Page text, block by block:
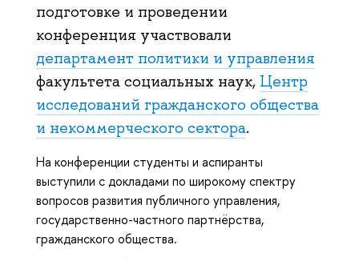
подготовке и проведении
конференция участвовали
департамент политики и управления
факультета социальных наук, Центр
исследований гражданского общества
и некоммерческого сектора.
На конференции студенты и аспиранты
выступили с докладами по широкому спектру
вопросов развития публичного управления,
государственно-частного партнёрства,
гражданского общества.